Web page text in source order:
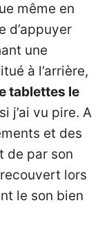
même en
d’appuyer
une
à l’arrière,
tablettes le
j’ai vu pire. A
et des
de par son
lors
le son bien